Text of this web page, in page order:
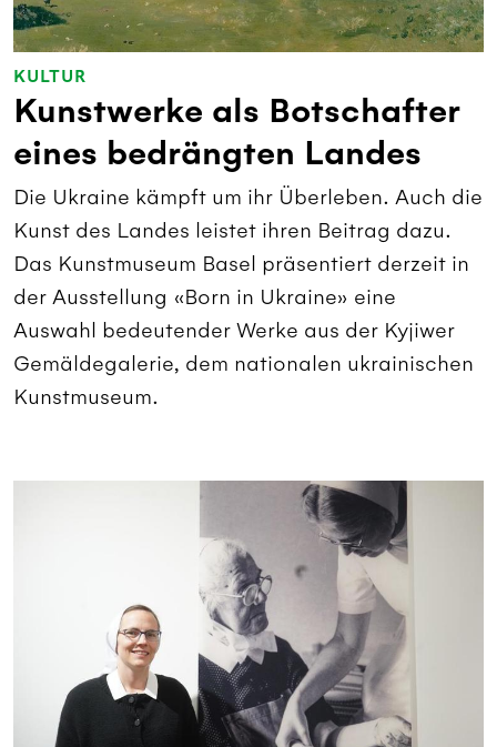
KULTUR
Kunstwerke als Botschafter
eines bedrängten Landes
Die Ukraine kämpft um ihr Überleben. Auch die
Kunst des Landes leistet ihren Beitrag dazu.
Das Kunstmuseum Basel präsentiert derzeit in
der Ausstellung «Born in Ukraine» eine
Auswahl bedeutender Werke aus der Kyjiwer
Gemäldegalerie, dem nationalen ukrainischen
Kunstmuseum.